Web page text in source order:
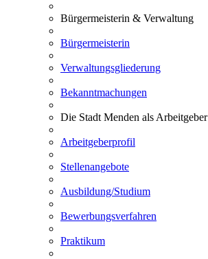
Bürgermeisterin & Verwaltung
Bürgermeisterin
Verwaltungsgliederung
Bekanntmachungen
Die Stadt Menden als Arbeitgeber
Arbeitgeberprofil
Stellenangebote
Ausbildung/Studium
Bewerbungsverfahren
Praktikum